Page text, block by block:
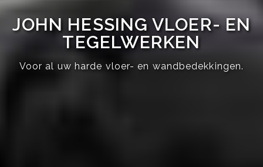
JOHN HESSING VLOER- EN
TEGELWERKEN
Voor al uw harde vloer- en wandbedekkingen.